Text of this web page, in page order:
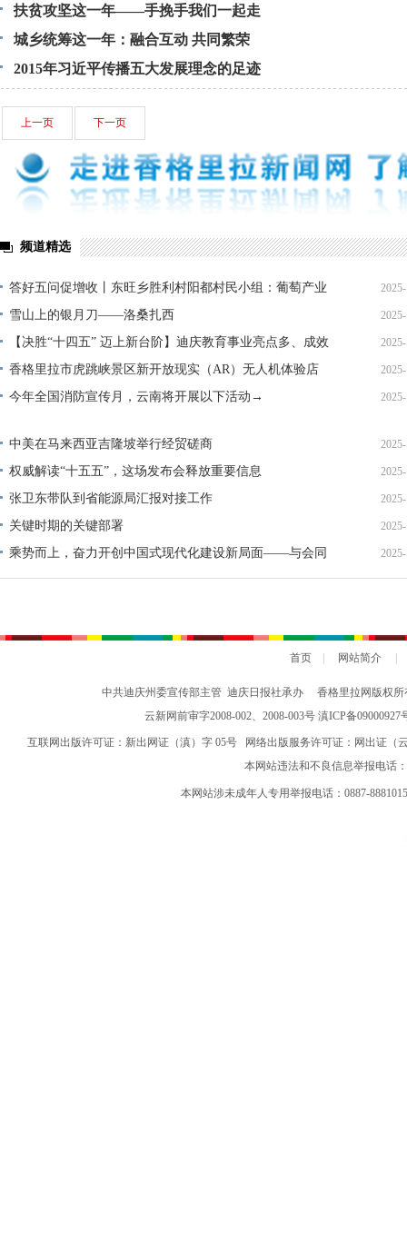
扶贫攻坚这一年——手挽手我们一起走
城乡统筹这一年：融合互动 共同繁荣
2015年习近平传播五大发展理念的足迹
上一页 下一页
频道精选
答好五问促增收丨东旺乡胜利村阳都村民小组：葡萄产业
铺就“甜蜜”增收路
雪山上的银月刀——洛桑扎西
【决胜“十四五” 迈上新台阶】迪庆教育事业亮点多、成效
显——培根铸魂育桃李
香格里拉市虎跳峡景区新开放现实（AR）无人机体验店
今年全国消防宣传月，云南将开展以下活动→
中美在马来西亚吉隆坡举行经贸磋商
权威解读“十五五”，这场发布会释放重要信息
张卫东带队到省能源局汇报对接工作
关键时期的关键部署
乘势而上，奋力开创中国式现代化建设新局面——与会同
志谈贯彻落实党的二十届四中全会精神